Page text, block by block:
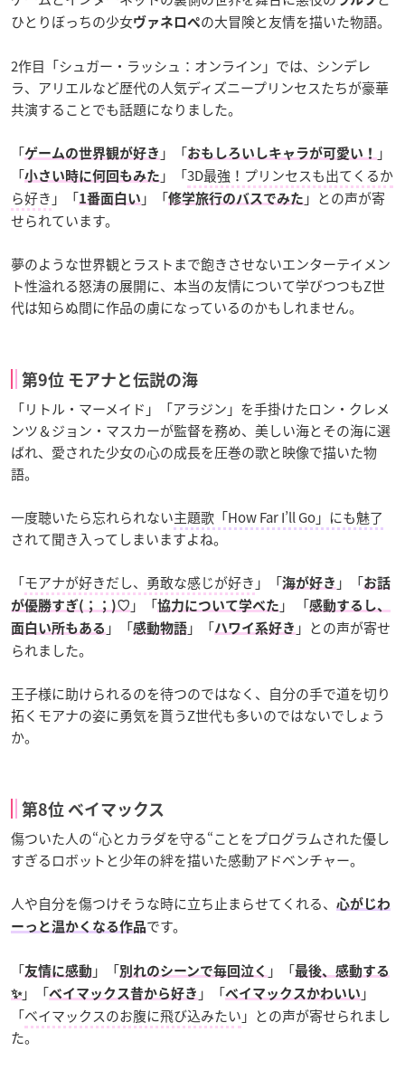
ひとりぼっちの少女ヴァネロペの大冒険と友情を描いた物語。
2作目「シュガー・ラッシュ：オンライン」では、シンデレ
ラ、アリエルなど歴代の人気ディズニープリンセスたちが豪華
共演することでも話題になりました。
「ゲームの世界観が好き 」「おもしろいしキャラが可愛い！
」
「小さい時に何回もみた 」「3D最強！プリンセスも出てくるか
ら好き 」「1番面白い 」「修学旅行のバスでみた 」との声が寄
せられています。
夢のような世界観とラストまで飽きさせないエンターテイメン
ト性溢れる怒涛の展開に、本当の友情について学びつつもZ世
代は知らぬ間に作品の虜になっているのかもしれません。
第9位 モアナと伝説の海
「リトル・マーメイド」「アラジン」を手掛けたロン・クレメ
ンツ＆ジョン・マスカーが監督を務め、美しい海とその海に選
ばれ、愛された少女の心の成長を圧巻の歌と映像で描いた物
語。
一度聴いたら忘れられない主題歌「How Far I’ll Go」にも魅了
されて聞き入ってしまいますよね。
「モアナが好きだし、勇敢な感じが好き 」「海が好き 」「お話
が優勝すぎ(；；)♡ 」「協力について学べた 」 「感動するし、
面白い所もある 」「感動物語 」「ハワイ系好き 」との声が寄せ
られました。
王子様に助けられるのを待つのではなく、自分の手で道を切り
拓くモアナの姿に勇気を貰うZ世代も多いのではないでしょう
か。
第8位 ベイマックス
傷ついた人の“心とカラダを守る“ことをプログラムされた優し
すぎるロボットと少年の絆を描いた感動アドベンチャー。
人や自分を傷つけそうな時に立ち止まらせてくれる、
心がじわ
ーっと温かくなる作品です。
「友情に感動 」「別れのシーンで毎回泣く 」「最後、感動する
✨」「ベイマックス昔から好き 」「ベイマックスかわいい 」
「ベイマックスのお腹に飛び込みたい 」との声が寄せられまし
た。